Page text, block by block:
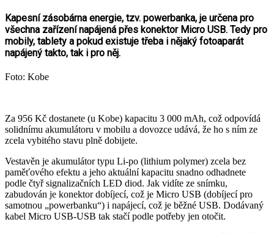
Kapesní zásobárna energie, tzv. powerbanka, je určena pro
všechna zařízení napájená přes konektor Micro USB. Tedy pro
mobily, tablety a pokud existuje třeba i nějaký fotoaparát
napájený takto, tak i pro něj.
Foto: Kobe
Za 956 Kč dostanete (u Kobe) kapacitu 3 000 mAh, což odpovídá
solidnímu akumulátoru v mobilu a dovozce udává, že ho s ním ze
zcela vybitého stavu plně dobijete.
Vestavěn je akumulátor typu Li-po (lithium polymer) zcela bez
paměťového efektu a jeho aktuální kapacitu snadno odhadnete
podle čtyř signalizačních LED diod. Jak vidíte ze snímku,
zabudován je konektor dobíjecí, což je Micro USB (dobíjecí pro
samotnou „powerbanku“) i napájecí, což je běžné USB. Dodávaný
kabel Micro USB-USB tak stačí podle potřeby jen otočit.